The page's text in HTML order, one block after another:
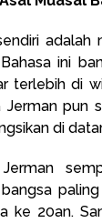
adalah
ini
terlebih di
Jerman pun
di
ke 20an.